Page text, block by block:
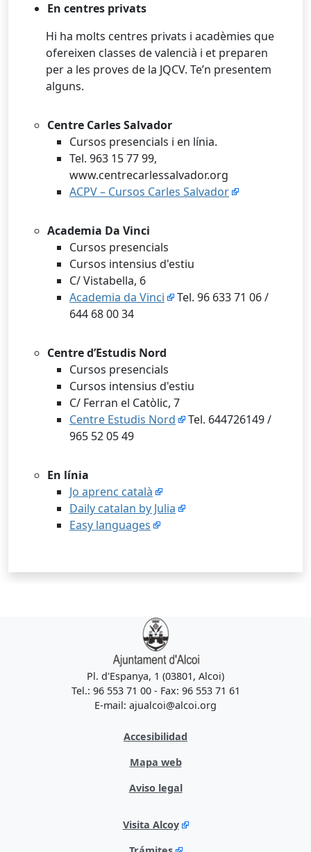
En centres privats
Hi ha molts centres privats i acadèmies que
ofereixen classes de valencià i et preparen
per a les proves de la JQCV. Te’n presentem
alguns.
Centre Carles Salvador
Cursos presencials i en línia.
Tel. 963 15 77 99,
www.centrecarlessalvador.org
ACPV – Cursos Carles Salvador
Academia Da Vinci
Cursos presencials
Cursos intensius d'estiu
C/ Vistabella, 6
Academia da Vinci
Tel. 96 633 71 06 /
644 68 00 34
Centre d’Estudis Nord
Cursos presencials
Cursos intensius d'estiu
C/ Ferran el Catòlic, 7
Centre Estudis Nord
Tel. 644726149 /
965 52 05 49
En línia
Jo aprenc català
Daily catalan by Julia
Easy languages
Pl. d'Espanya, 1 (03801, Alcoi)
Tel.: 96 553 71 00 - Fax: 96 553 71 61
E-mail: ajualcoi@alcoi.org
Accesibilidad
Mapa web
Aviso legal
Visita Alcoy